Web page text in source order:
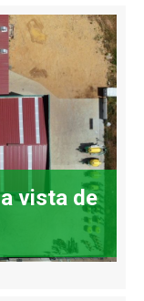
vista de